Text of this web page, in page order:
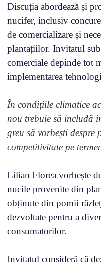
Discuția abordează și
nucifer, inclusiv
de comercializare și
plantațiilor. Invitatul
comerciale depinde tot
implementarea
În condițiile climatice
nou trebuie să includă
greu să vorbești despre
competitivitate pe
Lilian Florea vorbește
nucile provenite din
obținute din pomii
dezvoltate pentru a
consumatorilor.
Invitatul consideră că